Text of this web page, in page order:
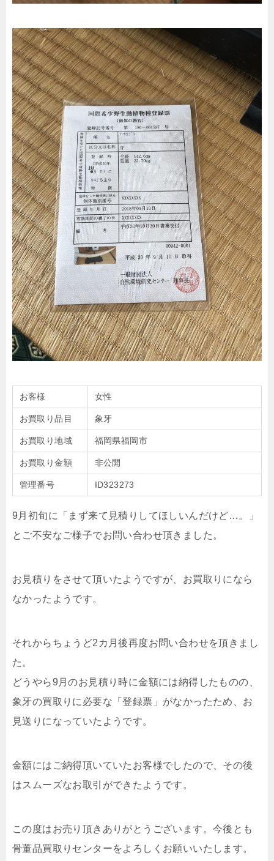
お客様 女性
お買取り品目 象牙
お買取り地域 福岡県福岡市
お買取り金額 非公開
管理番号 ID323273
9月初旬に「まず来て見積りしてほしいんだけど…。」
とご不安なご様子でお問い合わせ頂きました。
お見積りをさせて頂いたようですが、お買取りになら
なかったようです。
それからちょうど2カ月後再度お問い合わせを頂きまし
た。
どうやら9月のお見積り時に金額には納得したものの、
象牙の買取りに必要な「登録票」がなかったため、お
見送りになっていたようです。
金額にはご納得頂いていたお客様でしたので、その後
はスムーズなお取引ができたようです。
この度はお売り頂きありがとうございます。今後とも
骨董品買取りセンターをよろしくお願いいたします。